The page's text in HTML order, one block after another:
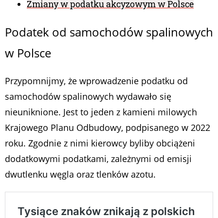
Zmiany w podatku akcyzowym w Polsce
Podatek od samochodów spalinowych
w Polsce
Przypomnijmy, że wprowadzenie podatku od
samochodów spalinowych wydawało się
nieuniknione. Jest to jeden z kamieni milowych
Krajowego Planu Odbudowy, podpisanego w 2022
roku. Zgodnie z nimi kierowcy byliby obciążeni
dodatkowymi podatkami, zależnymi od emisji
dwutlenku węgla oraz tlenków azotu.